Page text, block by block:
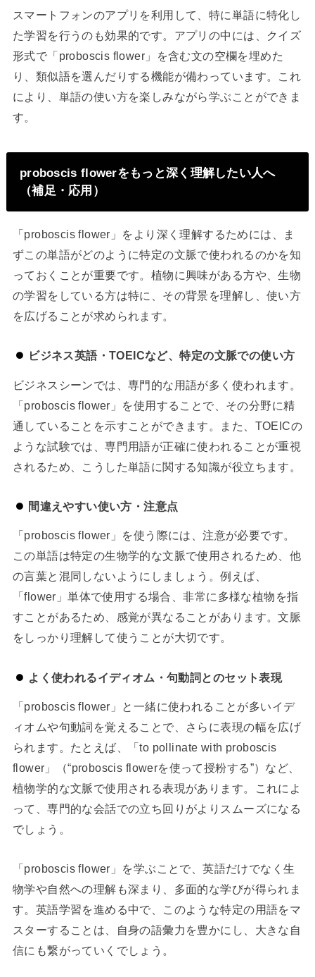
スマートフォンのアプリを利用して、特に単語に特化し
た学習を行うのも効果的です。アプリの中には、クイズ
形式で「proboscis flower」を含む文の空欄を埋めた
り、類似語を選んだりする機能が備わっています。これ
により、単語の使い方を楽しみながら学ぶことができま
す。
proboscis flowerをもっと深く理解したい人へ
（補足・応用）
「proboscis flower」をより深く理解するためには、ま
ずこの単語がどのように特定の文脈で使われるのかを知
っておくことが重要です。植物に興味がある方や、生物
の学習をしている方は特に、その背景を理解し、使い方
を広げることが求められます。
ビジネス英語・TOEICなど、特定の文脈での使い方
ビジネスシーンでは、専門的な用語が多く使われます。
「proboscis flower」を使用することで、その分野に精
通していることを示すことができます。また、TOEICの
ような試験では、専門用語が正確に使われることが重視
されるため、こうした単語に関する知識が役立ちます。
間違えやすい使い方・注意点
「proboscis flower」を使う際には、注意が必要です。
この単語は特定の生物学的な文脈で使用されるため、他
の言葉と混同しないようにしましょう。例えば、
「flower」単体で使用する場合、非常に多様な植物を指
すことがあるため、感覚が異なることがあります。文脈
をしっかり理解して使うことが大切です。
よく使われるイディオム・句動詞とのセット表現
「proboscis flower」と一緒に使われることが多いイデ
ィオムや句動詞を覚えることで、さらに表現の幅を広げ
られます。たとえば、「to pollinate with proboscis
flower」（“proboscis flowerを使って授粉する”）など、
植物学的な文脈で使用される表現があります。これによ
って、専門的な会話での立ち回りがよりスムーズになる
でしょう。
「proboscis flower」を学ぶことで、英語だけでなく生
物学や自然への理解も深まり、多面的な学びが得られま
す。英語学習を進める中で、このような特定の用語をマ
スターすることは、自身の語彙力を豊かにし、大きな自
信にも繋がっていくでしょう。